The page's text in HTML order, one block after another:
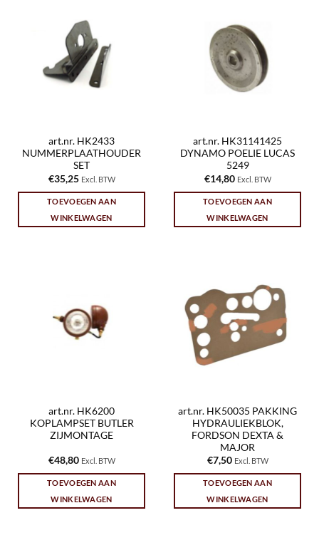
art.nr. HK2433
NUMMERPLAATHOUDER
SET
€35,25 Excl. BTW
TOEVOEGEN AAN
WINKELWAGEN
art.nr. HK31141425
DYNAMO POELIE LUCAS
5249
€14,80 Excl. BTW
TOEVOEGEN AAN
WINKELWAGEN
art.nr. HK6200
KOPLAMPSET BUTLER
ZIJMONTAGE
€48,80 Excl. BTW
TOEVOEGEN AAN
WINKELWAGEN
art.nr. HK50035 PAKKING
HYDRAULIEKBLOK,
FORDSON DEXTA &
MAJOR
€7,50 Excl. BTW
TOEVOEGEN AAN
WINKELWAGEN